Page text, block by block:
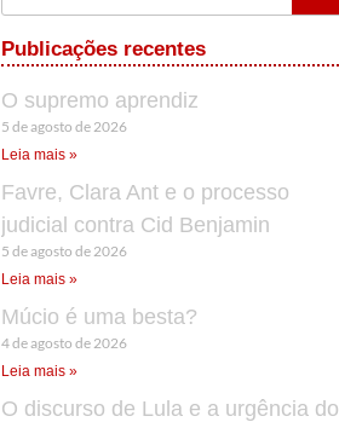
Publicações recentes
O supremo aprendiz
5 de agosto de 2026
Leia mais »
Favre, Clara Ant e o processo
judicial contra Cid Benjamin
5 de agosto de 2026
Leia mais »
Múcio é uma besta?
4 de agosto de 2026
Leia mais »
O discurso de Lula e a urgência do